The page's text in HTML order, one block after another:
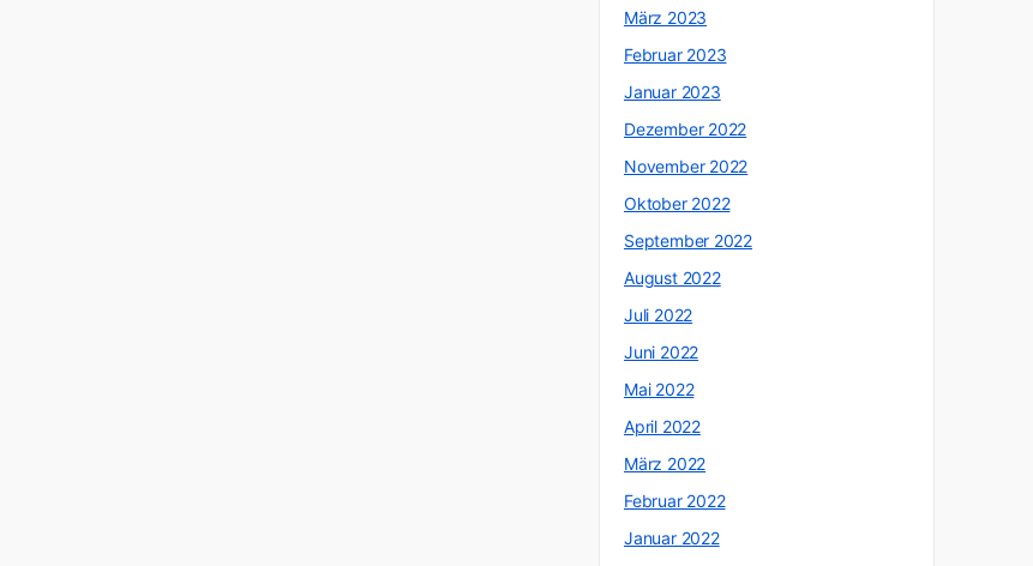
März 2023
Februar 2023
Januar 2023
Dezember 2022
November 2022
Oktober 2022
September 2022
August 2022
Juli 2022
Juni 2022
Mai 2022
April 2022
März 2022
Februar 2022
Januar 2022